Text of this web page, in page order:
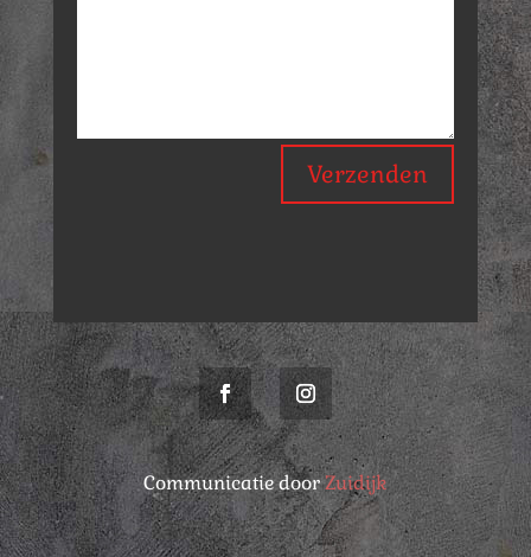
Verzenden
Communicatie doorZuidijk